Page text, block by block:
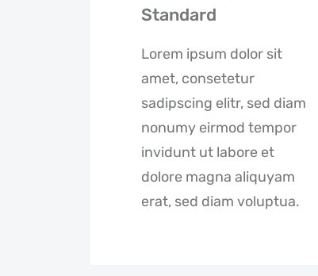
Standard
Lorem ipsum dolor sit
amet, consetetur
sadipscing elitr, sed diam
nonumy eirmod tempor
invidunt ut labore et
dolore magna aliquyam
erat, sed diam voluptua.